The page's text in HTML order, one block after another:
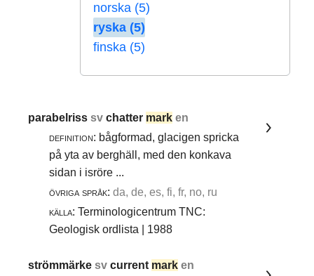
norska (5)
ryska (5)
finska (5)
parabelrisssvchatter mark en
definition: bågformad, glacigen spricka
på yta av berghäll, med den konkava
sidan i isröre ...
övriga språk: da, de, es, fi, fr, no, ru
källa: Terminologicentrum TNC:
Geologisk ordlista | 1988
strömmärkesvcurrent mark en